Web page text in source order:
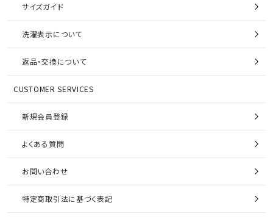
サイズガイド
洗濯表示について
返品・交換について
CUSTOMER SERVICES
新規会員登録
よくある質問
お問い合わせ
特定商取引法に基づく表記